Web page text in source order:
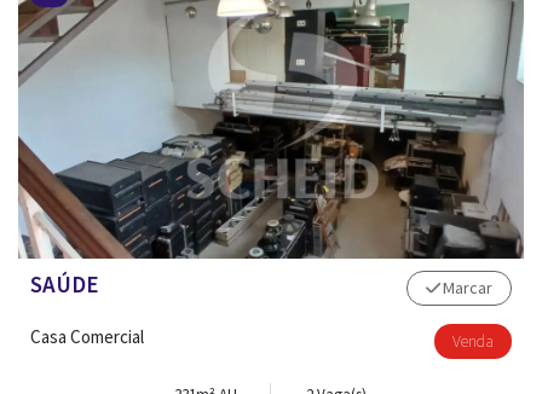
SAÚDE
Casa Comercial
Marcar
Venda